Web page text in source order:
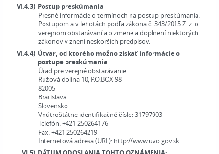
VI.4.3) Postup preskúmania
Presné informácie o termínoch na postup preskúmania:
Postupom a v lehotách podľa zákona č. 343/2015 Z. z. o
verejnom obstarávaní a o zmene a doplnení niektorých
zákonov v znení neskorších predpisov.
VI.4.4) Útvar, od ktorého možno získať informácie o
postupe preskúmania
Úrad pre verejné obstarávanie
Ružová dolina 10, P.O.BOX 98
82005
Bratislava
Slovensko
Vnútroštátne identifikačné číslo:31797903
Telefón:+421 250264176
Fax:+421 250264219
Internetová adresa (URL): http://www.uvo.gov.sk